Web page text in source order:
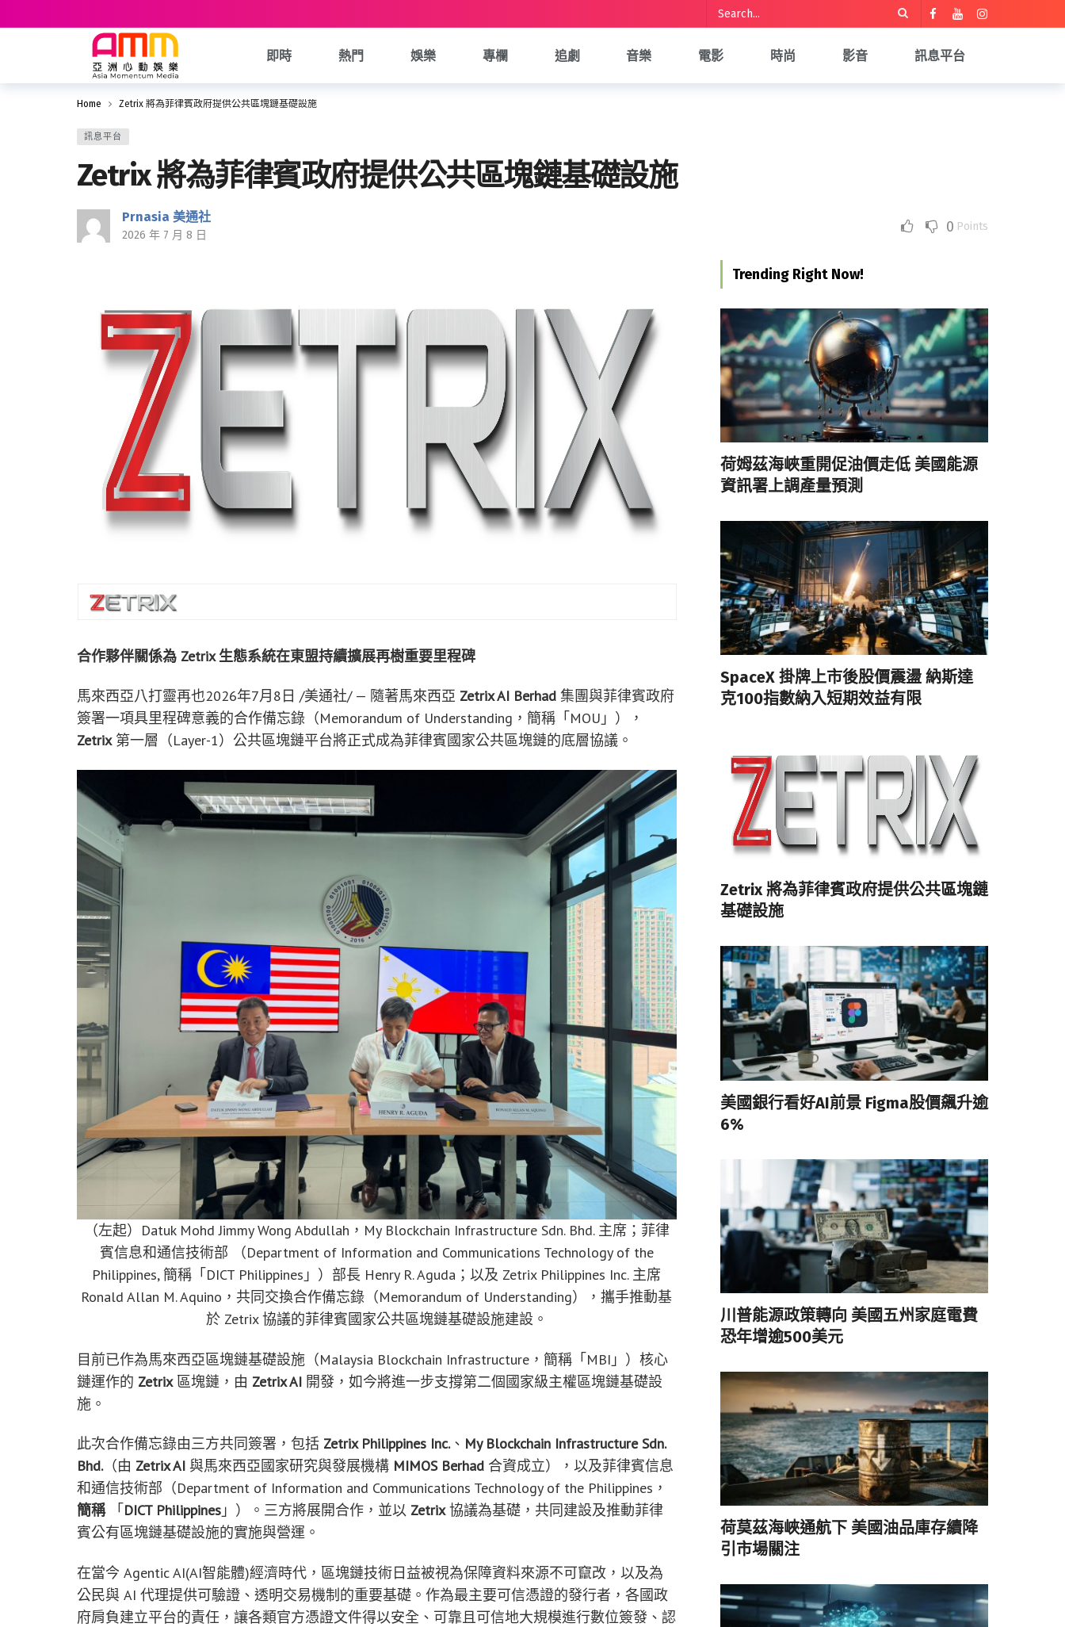
即時 熱門 娛樂 專欄 追劇 音樂 電影 時尚 影音 訊息平台
Home Zetrix 將為菲律賓政府提供公共區塊鏈基礎設施
訊息平台
Zetrix 將為菲律賓政府提供公共區塊鏈基礎設施
Prnasia 美通社
2026 年 7 月 8 日 0 Points
合作夥伴關係為 Zetrix生態系統在東盟持續擴展再樹重要里程碑
馬來西亞八打靈再也2026年7月8日 /美通社/ — 隨著馬來西亞 Zetrix AI Berhad 集團與菲律賓政府
簽署一項具里程碑意義的合作備忘錄（Memorandum of Understanding，簡稱「MOU」），
Zetrix第一層（Layer-1） 公共區塊鏈平台將正式成為菲律賓國家公共區塊鏈的底層協議。
（左起）Datuk Mohd Jimmy Wong Abdullah，My Blockchain Infrastructure Sdn. Bhd. 主席；菲律
賓信息和通信技術部 （Department of Information and Communications Technology of the
Philippines, 簡稱「DICT Philippines」）部長 Henry R. Aguda；以及 Zetrix Philippines Inc. 主席
Ronald Allan M. Aquino，共同交換合作備忘錄（Memorandum of Understanding），攜手推動基
於 Zetrix 協議的菲律賓國家公共區塊鏈基礎設施建設。
目前已作為馬來西亞區塊鏈基礎設施（Malaysia Blockchain Infrastructure， 簡稱「MBI」 ）核心
鏈運作的 Zetrix區塊鏈，由 Zetrix AI 開發，如今將進一步支撐第二個國家級主權區塊鏈基礎設
施。
此次合作備忘錄由三方共同簽署，包括 Zetrix Philippines Inc.、 My Blockchain Infrastructure Sdn.
Bhd.（由 Zetrix AI 與馬來西亞國家研究與發展機構 MIMOS Berhad 合資成立），以及菲律賓信息
和通信技術部 （Department of Information and Communications Technology of the Philippines ，
簡稱
「DICT Philippines 」 ）。三方將展開合作，並以 Zetrix協議為基礎，共同建設及推動菲律
賓公有區塊鏈基礎設施的實施與營運。
在當今 Agentic AI(AI智能體)經濟時代，區塊鏈技術日益被視為保障資料來源不可竄改，以及為
公民與 AI 代理提供可驗證、透明交易機制的重要基礎。作為最主要可信憑證的發行者，各國政
府肩負建立平台的責任，讓各類官方憑證文件得以安全、可靠且可信地大規模進行數位簽發、認
Trending Right Now!
荷姆茲海峽重開促油價走低 美國能源
資訊署上調產量預測
SpaceX 掛牌上市後股價震盪 納斯達
克100指數納入短期效益有限
Zetrix 將為菲律賓政府提供公共區塊鏈
基礎設施
美國銀行看好AI前景 Figma股價飆升逾
6%
川普能源政策轉向 美國五州家庭電費
恐年增逾500美元
荷莫茲海峽通航下 美國油品庫存續降
引市場關注